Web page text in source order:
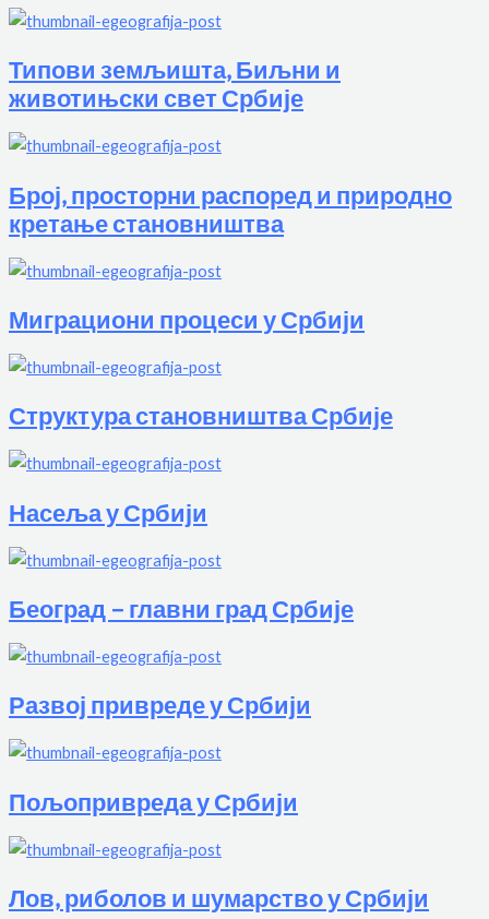
Типови земљишта, Биљни и
животињски свет Србије
Број, просторни распоред и природно
кретање становништва
Миграциони процеси у Србији
Структура становништва Србије
Насеља у Србији
Београд – главни град Србије
Развој привреде у Србији
Пољопривреда у Србији
Лов, риболов и шумарство у Србији